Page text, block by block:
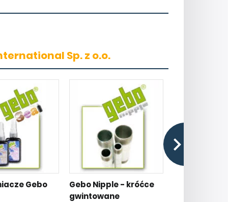
Sp. z o.o.
Gebo
Gebo Nipple - króćce
gwintowane